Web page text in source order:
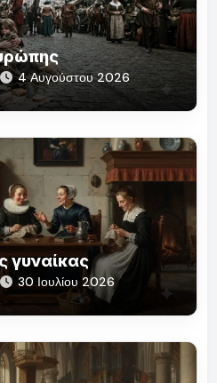
4 Αυγούστου 2026
γυναίκας
30 Ιουλίου 2026